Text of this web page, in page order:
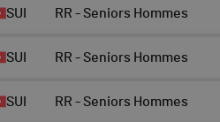
SUI RR - Seniors Hommes
SUI RR - Seniors Hommes
SUI RR - Seniors Hommes